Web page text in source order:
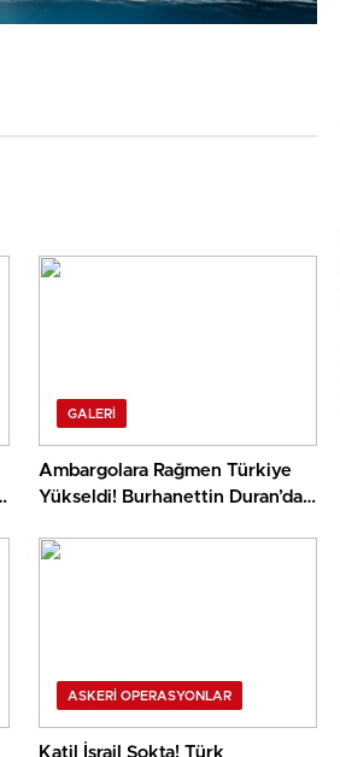
GALERI
Ambargolara Rağmen Türkiye
Yükseldi! Burhanettin Duran’dan
ASKERI OPERASYONLAR
Katil İsrail Şokta! Türk